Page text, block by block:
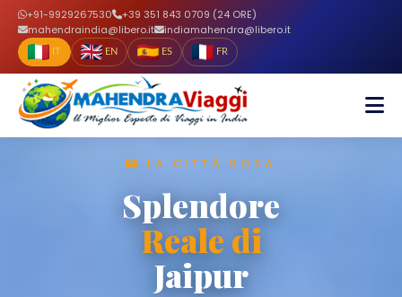
+91-9929267530
+39 351 843 0709 (24 ORE)
mahendraindia@libero.it
indiamahendra@libero.it
IT EN ES FR
🌿 PARADISO VERDE
Backwaters
Incantevoli
del Kerala